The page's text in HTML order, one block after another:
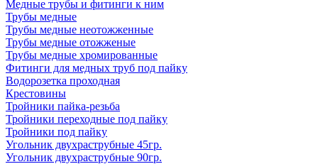
Медные трубы и фитинги к ним
Трубы медные
Трубы медные неотожженные
Трубы медные отожженые
Трубы медные хромированные
Фитинги для медных труб под пайку
Водорозетка проходная
Крестовины
Тройники пайка-резьба
Тройники переходные под пайку
Тройники под пайку
Угольник двухраструбные 45гр.
Угольник двухраструбные 90гр.